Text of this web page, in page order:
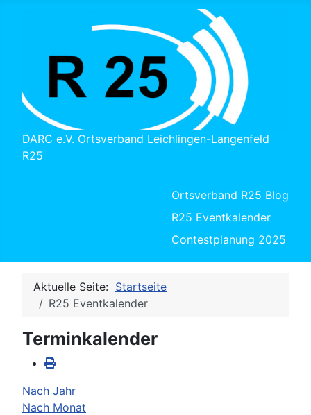
DARC e.V. Ortsverband Leichlingen-Langenfeld
R25
Ortsverband R25 Blog
R25 Eventkalender
Contestplanung 2025
Aktuelle Seite: Startseite
R25 Eventkalender
Terminkalender
Nach Jahr
Nach Monat